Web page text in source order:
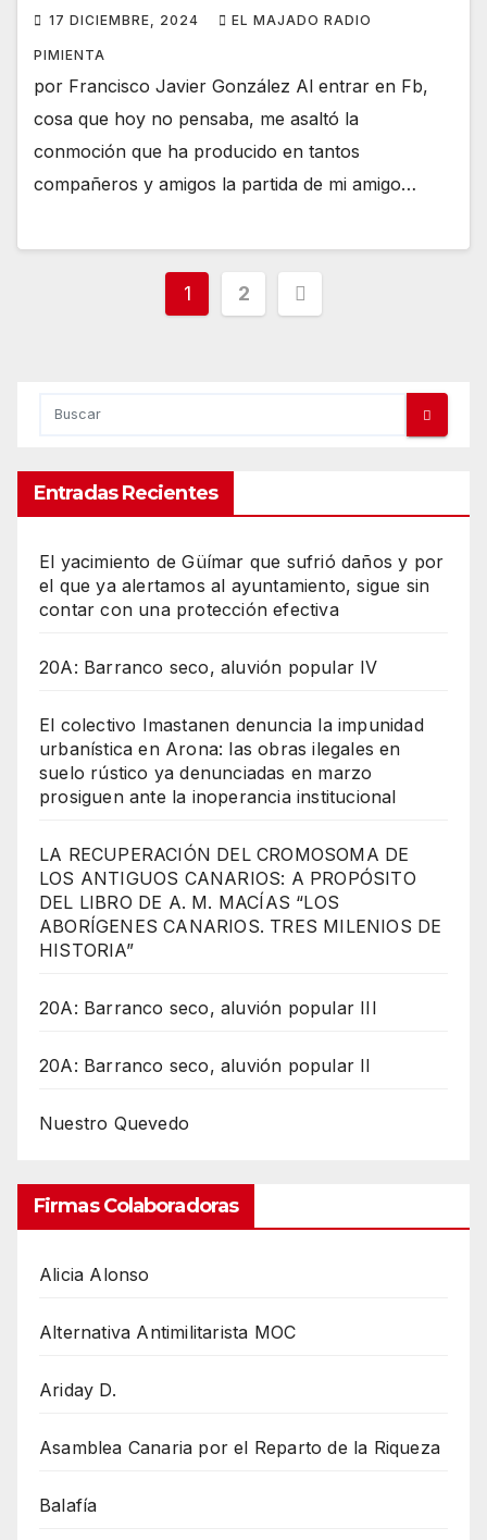
17 DICIEMBRE, 2024 EL MAJADO RADIO
PIMIENTA
por Francisco Javier González Al entrar en Fb,
cosa que hoy no pensaba, me asaltó la
conmoción que ha producido en tantos
compañeros y amigos la partida de mi amigo…
Paginación
1 2
Entradas Recientes
El yacimiento de Güímar que sufrió daños y por
el que ya alertamos al ayuntamiento, sigue sin
contar con una protección efectiva
20A: Barranco seco, aluvión popular IV
El colectivo Imastanen denuncia la impunidad
urbanística en Arona: las obras ilegales en
suelo rústico ya denunciadas en marzo
prosiguen ante la inoperancia institucional
LA RECUPERACIÓN DEL CROMOSOMA DE
LOS ANTIGUOS CANARIOS: A PROPÓSITO
DEL LIBRO DE A. M. MACÍAS “LOS
ABORÍGENES CANARIOS. TRES MILENIOS DE
HISTORIA”
20A: Barranco seco, aluvión popular III
20A: Barranco seco, aluvión popular II
Nuestro Quevedo
Firmas Colaboradoras
Alicia Alonso
Alternativa Antimilitarista MOC
Ariday D.
Asamblea Canaria por el Reparto de la Riqueza
Balafía